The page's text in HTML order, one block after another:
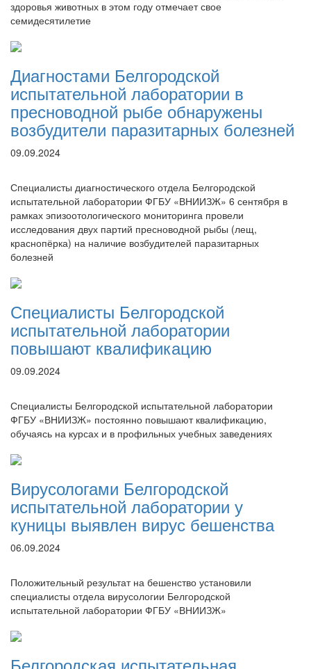
здоровья животных в этом году отмечает свое
семидесятилетие
Диагностами Белгородской
испытательной лаборатории в
пресноводной рыбе обнаружены
возбудители паразитарных болезней
09.09.2024
Специалисты диагностического отдела Белгородской
испытательной лаборатории ФГБУ «ВНИИЗЖ» 6 сентября в
рамках эпизоотологического мониторинга провели
исследования двух партий пресноводной рыбы (лещ,
краснопёрка) на наличие возбудителей паразитарных
болезней
Специалисты Белгородской
испытательной лаборатории
повышают квалификацию
09.09.2024
Специалисты Белгородской испытательной лаборатории
ФГБУ «ВНИИЗЖ» постоянно повышают квалификацию,
обучаясь на курсах и в профильных учебных заведениях
Вирусологами Белгородской
испытательной лаборатории у
куницы выявлен вирус бешенства
06.09.2024
Положительный результат на бешенство установили
специалисты отдела вирусологии Белгородской
испытательной лаборатории ФГБУ «ВНИИЗЖ»